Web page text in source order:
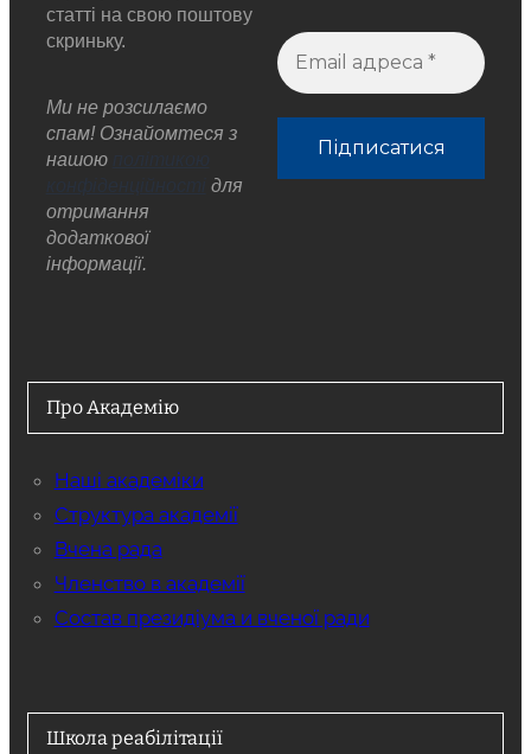
статті на свою поштову
скриньку.
Ми не розсилаємо
спам! Ознайомтеся з
нашою
для
отримання
додаткової
інформації.
Про Академію
Наші академіки
Структура академії
Вчена рада
Членство в академії
Состав президіума и вченої ради
Школа реабілітації